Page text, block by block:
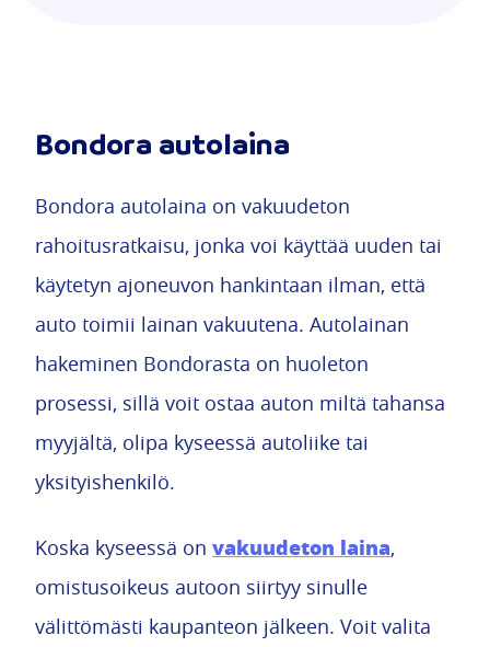
Bondora autolaina
Bondora autolaina on vakuudeton
rahoitusratkaisu, jonka voi käyttää uuden tai
käytetyn ajoneuvon hankintaan ilman, että
auto toimii lainan vakuutena. Autolainan
hakeminen Bondorasta on huoleton
prosessi, sillä voit ostaa auton miltä tahansa
myyjältä, olipa kyseessä autoliike tai
yksityishenkilö.
Koska kyseessä on vakuudeton laina,
omistusoikeus autoon siirtyy sinulle
välittömästi kaupanteon jälkeen. Voit valita